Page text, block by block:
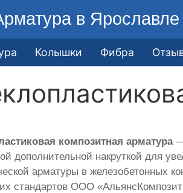
в Ярославле
Колышки Фибра
композитная арматура—
дополнительной накруткой для
арматуры в железобетонных
стандартов ООО